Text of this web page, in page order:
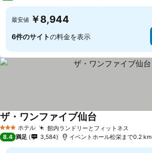
最安値 ￥8,944
6件のサイトの料金を表示
3 ホテルのランク
ホテル 館内ランドリーとフィットネス
ザ・ワンファイブ仙台
8.4 満足 3,584 イベントホール松栄まで0.2 km